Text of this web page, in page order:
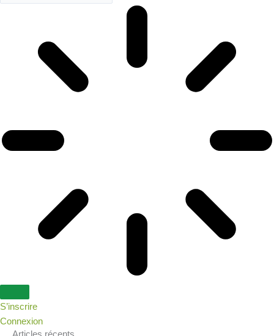
S’inscrire
Connexion